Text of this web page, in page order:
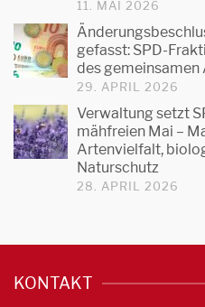
11. MAI 2026
gefasst: SPD-
des gemeinsamen
29. APRIL 2026
Verwaltung setzt
mähfreien Mai –
Artenvielfalt,
Naturschutz
28. APRIL 2026
KONTAKT